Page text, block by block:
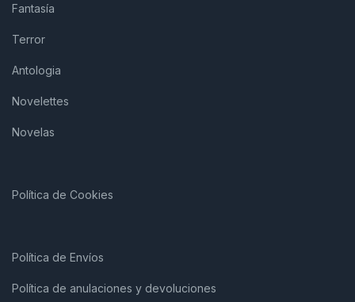
Fantasía
Terror
Antologia
Novelettes
Novelas
Política de Cookies
Política de Envíos
Política de anulaciones y devoluciones